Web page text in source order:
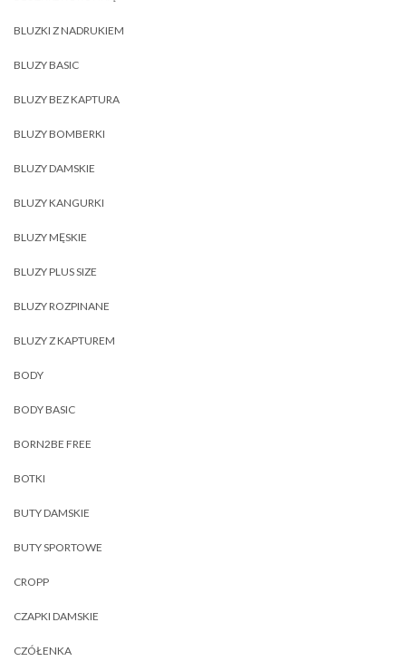
BLUZKI Z NADRUKIEM
BLUZY BASIC
BLUZY BEZ KAPTURA
BLUZY BOMBERKI
BLUZY DAMSKIE
BLUZY KANGURKI
BLUZY MĘSKIE
BLUZY PLUS SIZE
BLUZY ROZPINANE
BLUZY Z KAPTUREM
BODY
BODY BASIC
BORN2BE FREE
BOTKI
BUTY DAMSKIE
BUTY SPORTOWE
CROPP
CZAPKI DAMSKIE
CZÓŁENKA